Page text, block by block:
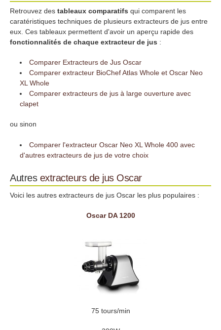
Retrouvez des tableaux comparatifs qui comparent les
caratéristiques techniques de plusieurs extracteurs de jus entre
eux. Ces tableaux permettent d'avoir un aperçu rapide des
fonctionnalités de chaque extracteur de jus :
Comparer Extracteurs de Jus Oscar
Comparer extracteur BioChef Atlas Whole et Oscar Neo
XL Whole
Comparer extracteurs de jus à large ouverture avec
clapet
ou sinon
Comparer l'extracteur Oscar Neo XL Whole 400 avec
d'autres extracteurs de jus de votre choix
Autres extracteurs de jus Oscar
Voici les autres extracteurs de jus Oscar les plus populaires :
Oscar DA 1200
75 tours/min